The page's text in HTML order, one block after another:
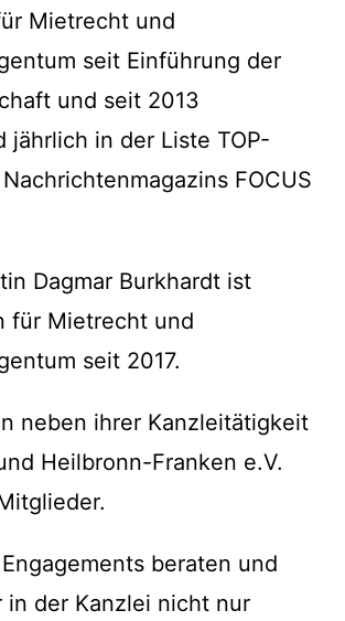
Mietrecht und
seit Einführung der
und seit 2013
jährlich in der Liste TOP-
FOCUS
Dagmar Burkhardt ist
für Mietrecht und
seit 2017.
neben ihrer Kanzleitätigkeit
Heilbronn-Franken e.V.
beraten und
der Kanzlei nicht nur